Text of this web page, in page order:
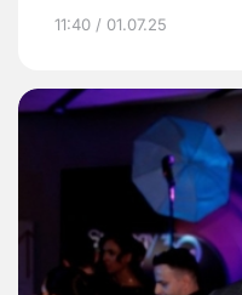
11:40 / 01.07.25